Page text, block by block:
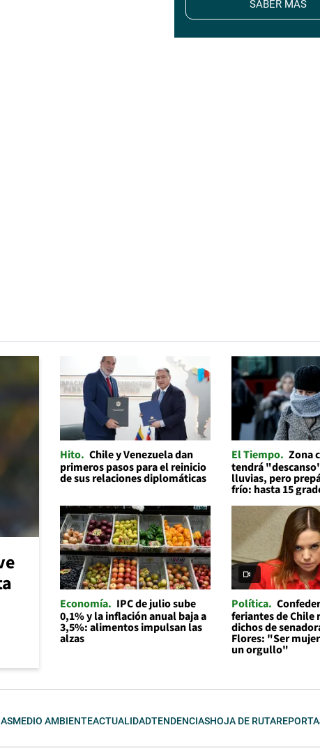
SABER MÁS
Hito Chile y Venezuela dan
primeros pasos para el reinicio
de sus relaciones diplomáticas
El Tiempo Zona
tendrá
lluvias, pero
frío: hasta 15
Economía
IPC de julio sube
0,1% y la inflación anual baja a
3,5%: alimentos impulsan las
alzas
Política
feriantes de Chile
dichos de
Flores: "Ser
un orgullo"
MEDIO AMBIENTEACTUALIDADTENDENCIASHOJA DE RUTA